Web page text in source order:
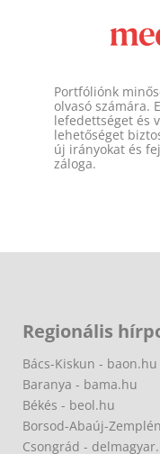
Portfóliónk
olvasó számára.
lefedettséget és
lehetőséget
új irányokat és
záloga.
Regionális
Bács-Kiskun - baon.hu
Baranya - bama.hu
Békés - beol.hu
Borsod-Abaúj-
Csongrád -